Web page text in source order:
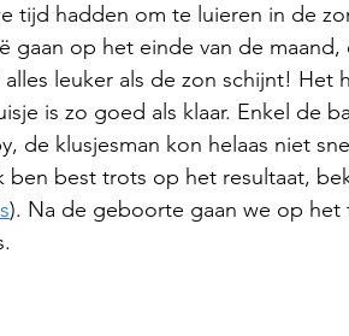
tijd hadden om te luieren in de
gaan op het einde van de
leuker als de zon schijnt! Het
is zo goed als klaar. Enkel de
de klusjesman kon helaas niet
ben best trots op het resultaat,
). Na de geboorte gaan we op het